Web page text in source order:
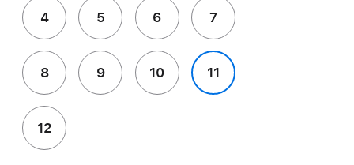
4 5 6 7
8 9 10 11
12